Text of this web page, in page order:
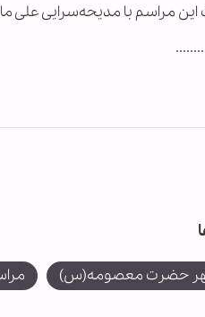
مراسم با مدیحه‌سرایی علی
حضرت معصومه(س)